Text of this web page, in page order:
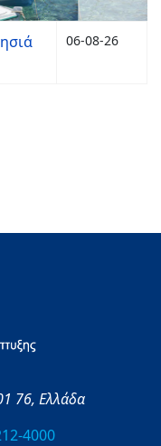
06-08-26
76, Ελλάδα
4000